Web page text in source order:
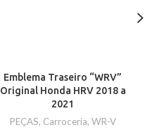
Emblema Traseiro “WRV”
Original Honda HRV 2018 a
2021
PEÇAS, Carroceria, WR-V